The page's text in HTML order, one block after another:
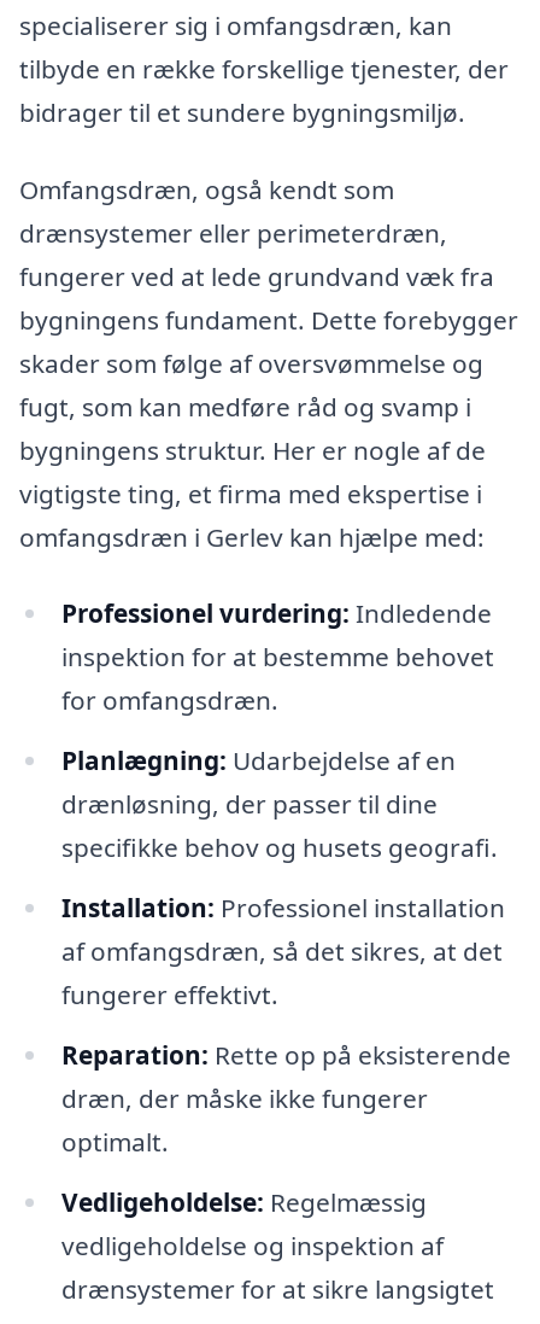
specialiserer sig i omfangsdræn, kan
tilbyde en række forskellige tjenester, der
bidrager til et sundere bygningsmiljø.
Omfangsdræn, også kendt som
drænsystemer eller perimeterdræn,
fungerer ved at lede grundvand væk fra
bygningens fundament. Dette forebygger
skader som følge af oversvømmelse og
fugt, som kan medføre råd og svamp i
bygningens struktur. Her er nogle af de
vigtigste ting, et firma med ekspertise i
omfangsdræn i Gerlev kan hjælpe med:
Professionel vurdering: Indledende
inspektion for at bestemme behovet
for omfangsdræn.
Planlægning: Udarbejdelse af en
drænløsning, der passer til dine
specifikke behov og husets geografi.
Installation: Professionel installation
af omfangsdræn, så det sikres, at det
fungerer effektivt.
Reparation: Rette op på eksisterende
dræn, der måske ikke fungerer
optimalt.
Vedligeholdelse: Regelmæssig
vedligeholdelse og inspektion af
drænsystemer for at sikre langsigtet